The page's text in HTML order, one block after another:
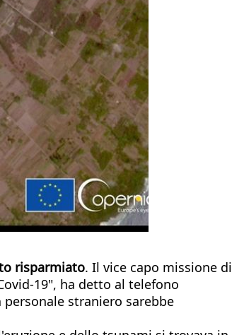
risparmiato. Il vice capo missione di
19", ha detto al telefono
straniero sarebbe